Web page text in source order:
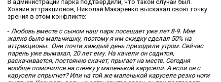
В администрации парка подтвердили, что такой случай был.
Хозяин аттракционов, Николай Макаренко высказал свою точку
зрения в этом конфликте:
- Любовь вместе с сыном наш парк посещает уже лет 8-9. Мне
жалко было мальчишку, поэтому я им скидку сделал 50% на
аттракционы. Они почти каждый день приходили утром. Сейчас
парень уже вымахал, 20 лет ему. На качели он садится,
раскачивается, постоянно скачет, прыгает на месте. Сегодня
вообще помочился на стенку у маленькой карусели. А если он с
карусели спрыгнет? Или на той же маленькой каруселе резко ноги